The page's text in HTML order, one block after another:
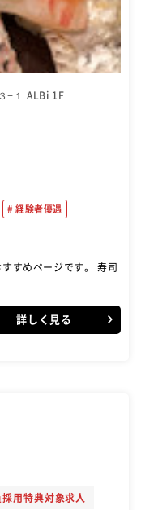
−１ ALBi 1F
経験者優遇
めページです。 寿司
詳しく見る
採用特典対象求人